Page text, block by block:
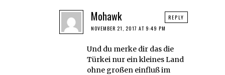
Mohawk
NOVEMBER 21, 2017 AT 9:49 PM
Und du merke dir das die
Türkei nur ein kleines Land
ohne großen einfluß im
REPLY